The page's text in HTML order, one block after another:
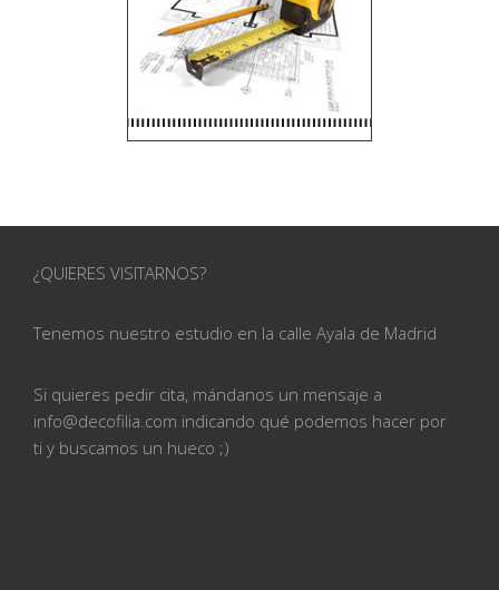
¿QUIERES VISITARNOS?
Tenemos nuestro estudio en la calle Ayala de Madrid
Si quieres pedir cita, mándanos un mensaje a
info@decofilia.com indicando qué podemos hacer por
ti y buscamos un hueco ;)